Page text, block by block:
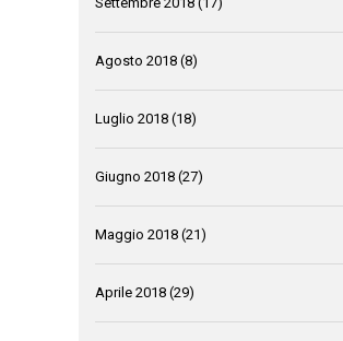
Agosto 2018 (8)
Luglio 2018 (18)
Giugno 2018 (27)
Maggio 2018 (21)
Aprile 2018 (29)